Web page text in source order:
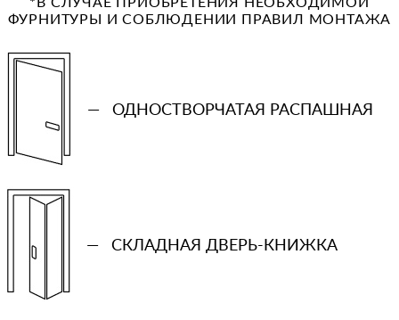
ФУРНИТУРЫ И СОБЛЮДЕНИИ ПРАВИЛ МОНТАЖА
— ОДНОСТВОРЧАТАЯ РАСПАШНАЯ
— СКЛАДНАЯ ДВЕРЬ-КНИЖКА